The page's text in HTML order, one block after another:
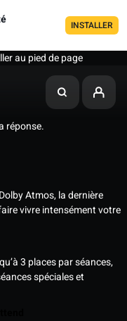
INSTALLER
au pied de page
réponse.
Atmos, la dernière
vivre intensément votre
3 places par séances,
spéciales et